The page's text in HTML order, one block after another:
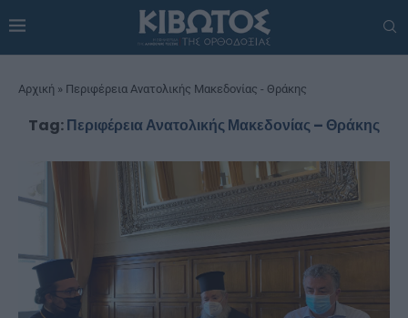
Αρχική » Περιφέρεια Ανατολικής Μακεδονίας - Θράκης
Tag:Περιφέρεια Ανατολικής Μακεδονίας – Θράκης